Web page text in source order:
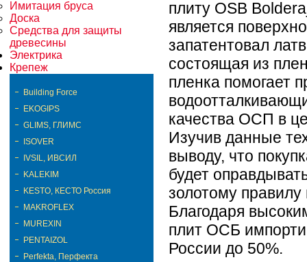
Имитация бруса
Доска
Средства для защиты
древесины
Электрика
Крепеж
Building Force
EKOGIPS
GLIMS, ГЛИМС
ISOVER
IVSIL, ИВСИЛ
KALEKIM
KESTO, КЕСТО Россия
MAKROFLEX
MUREXIN
PENTAIZOL
Perfekta, Перфекта
плиту OSB
является
запатентовал
состоящая из
пленка помогает
качества ОСП в
Изучив данные
выводу, что
будет
золотому правилу
Благодаря
плит ОСБ
России до 50%.